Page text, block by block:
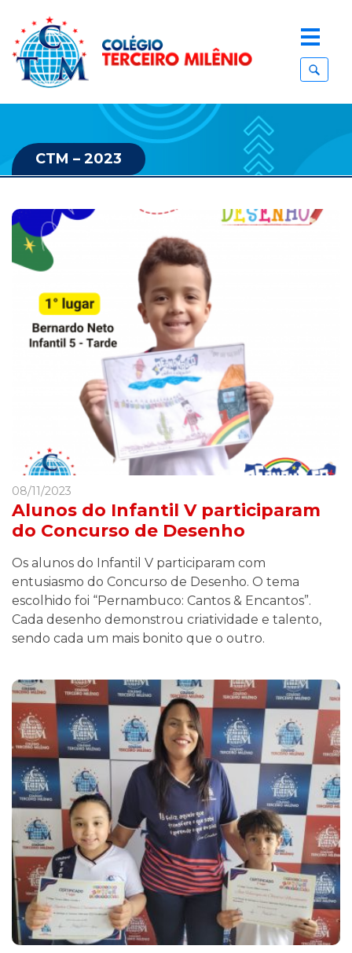
CTM – 2023
08/11/2023
Alunos do Infantil V participaram
do Concurso de Desenho
Os alunos do Infantil V participaram com
entusiasmo do Concurso de Desenho. O tema
escolhido foi “Pernambuco: Cantos & Encantos”.
Cada desenho demonstrou criatividade e talento,
sendo cada um mais bonito que o outro.